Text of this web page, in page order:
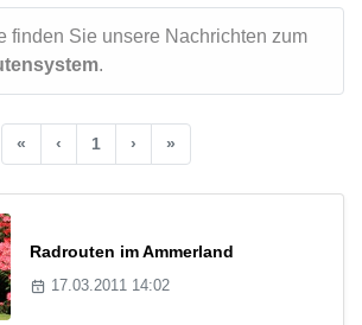
finden Sie unsere Nachrichten zum
.
« ‹ 1 › »
Radrouten im Ammerland
17.03.2011 14:02